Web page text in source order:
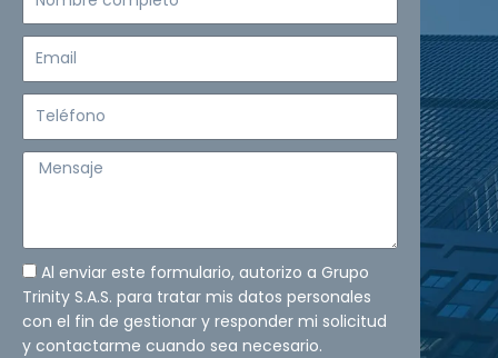
Mensaje
Al enviar este formulario, autorizo a Grupo
Trinity S.A.S. para tratar mis datos personales
con el fin de gestionar y responder mi solicitud
y contactarme cuando sea necesario.